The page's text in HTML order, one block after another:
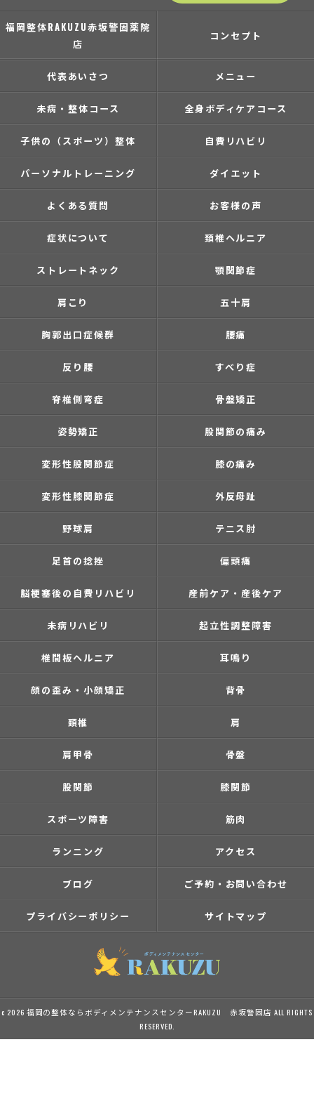
福岡整体RAKUZU赤坂警固薬院
店
コンセプト
代表あいさつ メニュー
未病・整体コース 全身ボディケアコース
子供の（スポーツ）整体 自費リハビリ
パーソナルトレーニング ダイエット
よくある質問 お客様の声
症状について 頚椎ヘルニア
ストレートネック 顎関節症
肩こり 五十肩
胸郭出口症候群 腰痛
反り腰 すべり症
脊椎側弯症 骨盤矯正
姿勢矯正 股関節の痛み
変形性股関節症 膝の痛み
変形性膝関節症 外反母趾
野球肩 テニス肘
足首の捻挫 偏頭痛
脳梗塞後の自費リハビリ 産前ケア・産後ケア
未病リハビリ 起立性調整障害
椎間板ヘルニア 耳鳴り
顔の歪み・小顔矯正 背骨
頚椎 肩
肩甲骨 骨盤
股関節 膝関節
スポーツ障害 筋肉
ランニング アクセス
ブログ ご予約・お問い合わせ
プライバシーポリシー サイトマップ
c 2026 福岡の整体ならボディメンテナンスセンターRAKUZU 赤坂警固店 ALL RIGHTS
RESERVED.